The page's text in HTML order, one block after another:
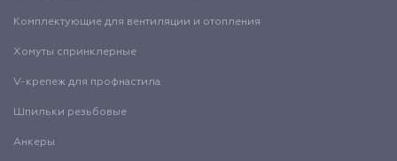
Комплектующие для вентиляции и отопления
Хомуты спринклерные
V-крепеж для профнастила
Шпильки резьбовые
Анкеры